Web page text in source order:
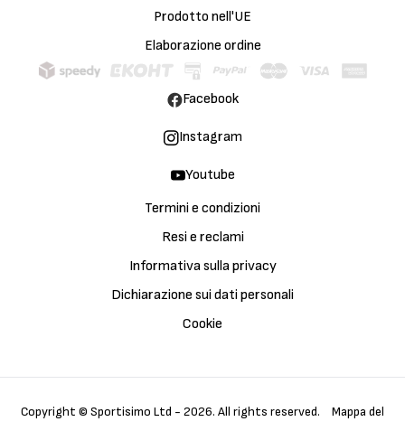
Prodotto nell'UE
Elaborazione ordine
Termini e condizioni
Resi e reclami
Informativa sulla privacy
Dichiarazione sui dati personali
Cookie
Facebook
Instagram
Youtube
Copyright © Sportisimo Ltd - 2026. All rights reserved.
Mappa del